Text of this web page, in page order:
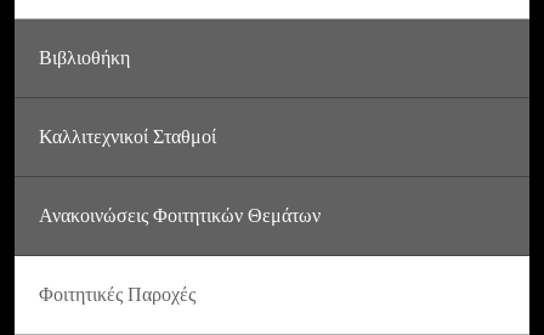
Βιβλιοθήκη
Καλλιτεχνικοί Σταθμοί
Ανακοινώσεις Φοιτητικών Θεμάτων
Φοιτητικές Παροχές